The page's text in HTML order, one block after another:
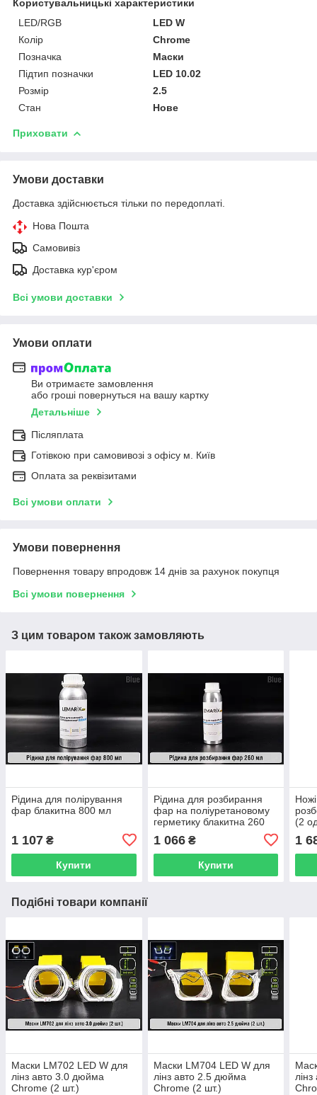
Користувальницькі характеристики
LED/RGB
LED W
Колір
Chrome
Позначка
Маски
Підтип позначки
LED 10.02
Розмір
2.5
Стан
Нове
Приховати
Умови доставки
Доставка здійснюється тільки по передоплаті.
Нова Пошта
Самовивіз
Доставка кур'єром
Всі умови доставки
Умови оплати
Ви отримаєте замовлення
або гроші повернуться на вашу картку
Детальніше
Післяплата
Готівкою при самовивозі з офісу м. Київ
Оплата за реквізитами
Всі умови оплати
Умови повернення
Повернення товару впродовж 14 днів за рахунок покупця
Всі умови повернення
З цим товаром також замовляють
Рідина для полірування
фар блакитна 800 мл
1 107 ₴
Купити
Рідина для розбирання
фар на поліуретановому
герметику блакитна 260
1 066₴
Купити
(2
1
Подібні товари компанії
Маски LM702 LED W для
лінз авто 3.0 дюйма
Chrome (2 шт.)
Маски LM704 LED W для
лінз авто 2.5 дюйма
Chrome (2 шт.)